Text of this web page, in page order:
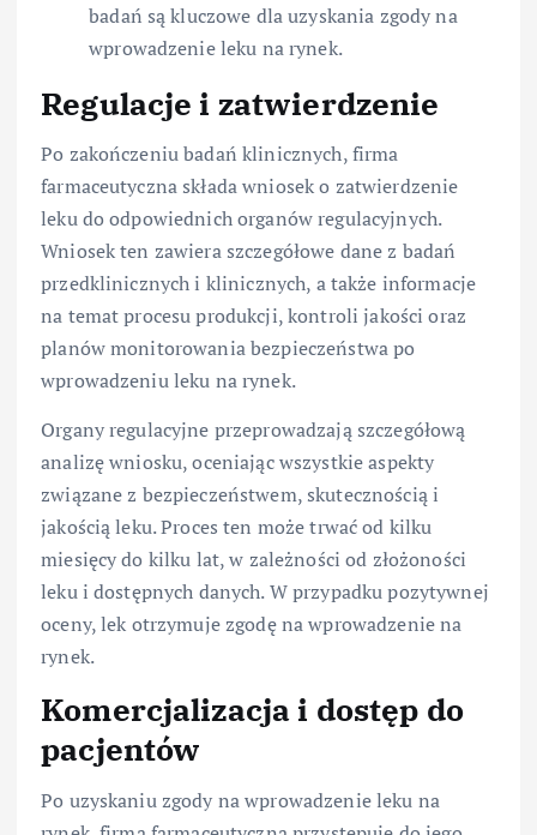
badań są kluczowe dla uzyskania zgody na
wprowadzenie leku na rynek.
Regulacje i zatwierdzenie
Po zakończeniu badań klinicznych, firma
farmaceutyczna składa wniosek o zatwierdzenie
leku do odpowiednich organów regulacyjnych.
Wniosek ten zawiera szczegółowe dane z badań
przedklinicznych i klinicznych, a także informacje
na temat procesu produkcji, kontroli jakości oraz
planów monitorowania bezpieczeństwa po
wprowadzeniu leku na rynek.
Organy regulacyjne przeprowadzają szczegółową
analizę wniosku, oceniając wszystkie aspekty
związane z bezpieczeństwem, skutecznością i
jakością leku. Proces ten może trwać od kilku
miesięcy do kilku lat, w zależności od złożoności
leku i dostępnych danych. W przypadku pozytywnej
oceny, lek otrzymuje zgodę na wprowadzenie na
rynek.
Komercjalizacja i dostęp do
pacjentów
Po uzyskaniu zgody na wprowadzenie leku na